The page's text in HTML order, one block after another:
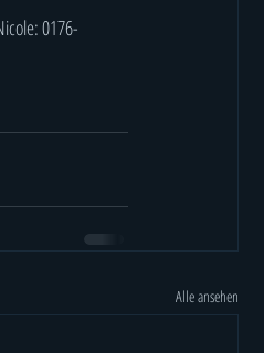
0176-
Alle ansehen